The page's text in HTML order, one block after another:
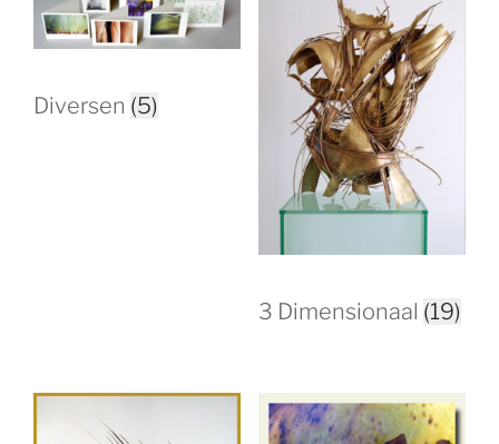
Diversen (5)
3 Dimensionaal (19)